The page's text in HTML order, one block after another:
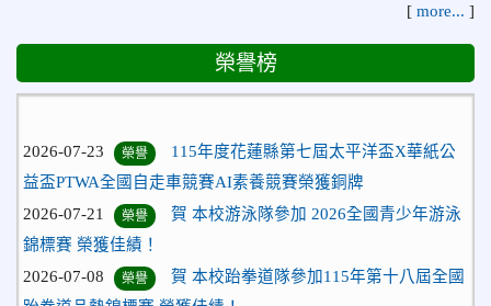
[ more... ]
榮譽榜
益盃PTWA全國自走車競賽AI素養競賽榮獲銅牌
錦標賽 榮獲佳績！
跆拳道品勢錦標賽 榮獲佳績！